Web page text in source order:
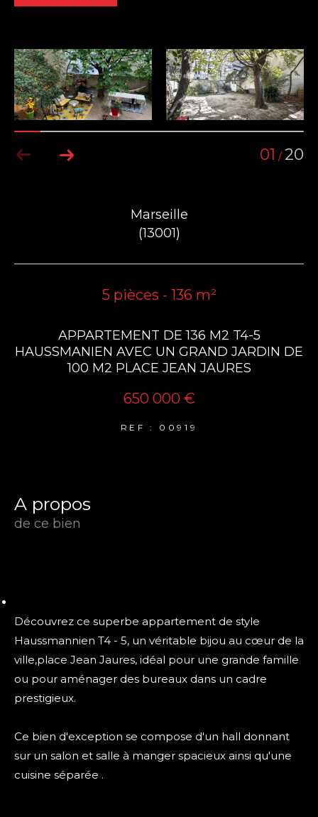
01 /20
Marseille
(13001)
5 pièces - 136 m²
APPARTEMENT DE 136 M2 T4-5
HAUSSMANIEN AVEC UN GRAND JARDIN DE
100 M2 PLACE JEAN JAURES
650 000 €
REF : 00919
a propos
de ce bien
Découvrez ce superbe appartement de style
Haussmannien T4 - 5, un véritable bijou au cœur de la
ville,place Jean Jaures, idéal pour une grande famille
ou pour aménager des bureaux dans un cadre
prestigieux.
Ce bien d'exception se compose d'un hall donnant
sur un salon et salle à manger spacieux ainsi qu'une
cuisine séparée .